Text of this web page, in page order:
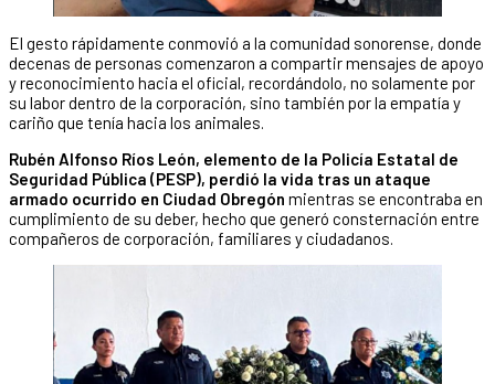
El gesto rápidamente conmovió a la comunidad sonorense, donde
decenas de personas comenzaron a compartir mensajes de apoyo
y reconocimiento hacia el oficial, recordándolo, no solamente por
su labor dentro de la corporación, sino también por la empatía y
cariño que tenía hacia los animales.
Rubén Alfonso Ríos León, elemento de la Policía Estatal de
Seguridad Pública (PESP), perdió la vida tras un ataque
armado ocurrido en Ciudad Obregón mientras se encontraba en
cumplimiento de su deber, hecho que generó consternación entre
compañeros de corporación, familiares y ciudadanos.